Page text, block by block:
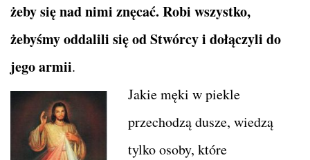
żeby się nad nimi znęcać. Robi wszystko,
żebyśmy oddalili się od Stwórcy i dołączyli do
jego armii.
Jakie męki w piekle
przechodzą dusze, wiedzą
tylko osoby, które